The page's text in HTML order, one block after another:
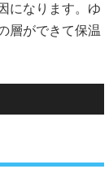
になります。ゆ
層ができて保温